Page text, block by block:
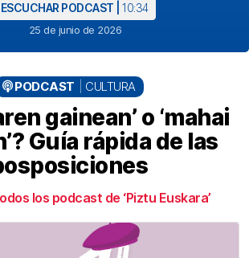
PODCAST | 10:34
25 de junio de 2026
PODCAST CULTURA
gainean’ o ‘mahai
Guía rápida de las
los podcast de ‘Piztu Euskara’